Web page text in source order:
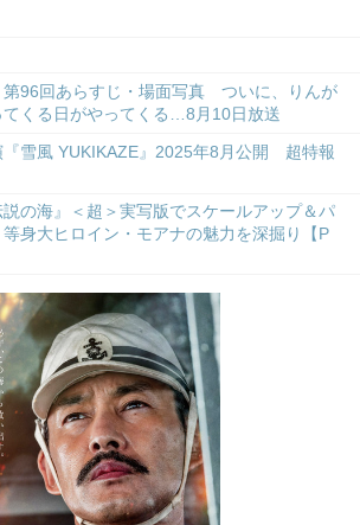
第96回あらすじ・場面写真 ついに、りんが
てくる日がやってくる…8月10日放送
『雪風 YUKIKAZE』2025年8月公開 超特報
説の海』＜超＞実写版でスケールアップ＆パ
等身大ヒロイン・モアナの魅力を深掘り【P